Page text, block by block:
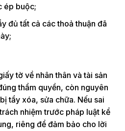
ép buộc;
đủ tất cả các thoả thuận đã
tờ về nhân thân và tài sản
thẩm quyền, còn nguyên
tẩy xóa, sửa chữa. Nếu sai
nhiệm trước pháp luật kể
riêng để đảm bảo cho lời